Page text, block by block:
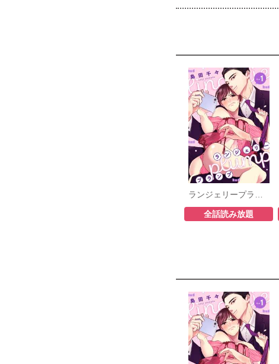
ランジェリープランプ
全話読み放題